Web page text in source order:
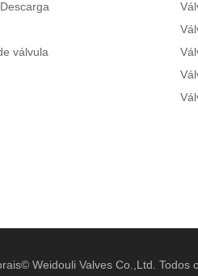
válvula
Weidouli Valves Co.,Ltd. Todos